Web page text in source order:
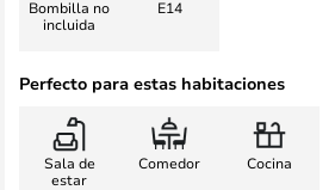
Bombilla no
incluida
E14
Perfecto para estas habitaciones
Sala de
estar
Comedor Cocina